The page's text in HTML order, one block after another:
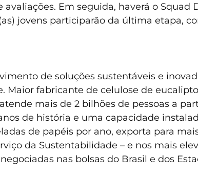
Em seguida, haverá o
jovens participarão da última etapa,
de soluções sustentáveis e
Maior fabricante de celulose de
mais de 2 bilhões de pessoas a
de história e uma capacidade
de papéis por ano, exporta para
da Sustentabilidade – e nos mais
nas bolsas do Brasil e dos